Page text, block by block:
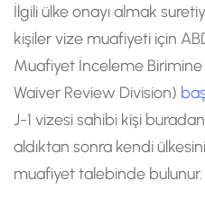
İlgili ülke onayı almak
kişiler vize muafiyeti için
Muafiyet İnceleme
Waiver Review Division)
J-1 vizesi sahibi kişi
aldıktan sonra kendi
muafiyet talebinde bulunur.